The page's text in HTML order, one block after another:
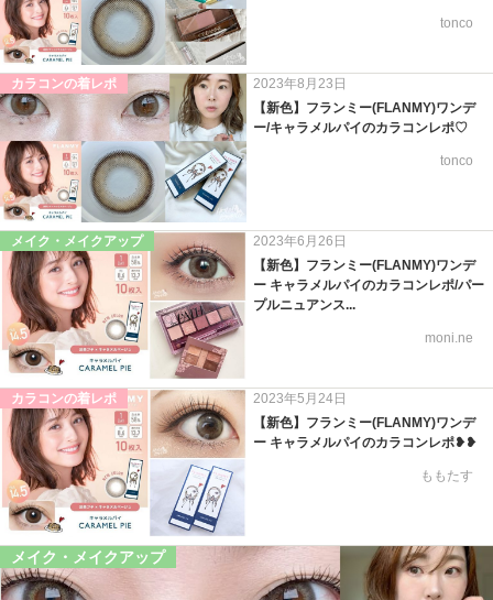
tonco
カラコンの着レポ
2023年8月23日
【新色】フランミー(FLANMY)ワンデ
ー/キャラメルパイのカラコンレポ♡
tonco
メイク・メイクアップ
2023年6月26日
【新色】フランミー(FLANMY)ワンデ
ー キャラメルパイのカラコンレポ/パー
プルニュアンス...
moni.ne
カラコンの着レポ
2023年5月24日
【新色】フランミー(FLANMY)ワンデ
ー キャラメルパイのカラコンレポ❥❥
ももたす
メイク・メイクアップ